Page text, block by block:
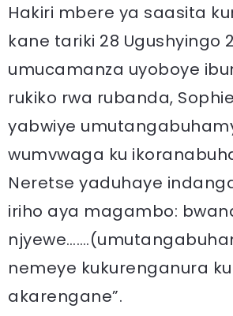
Hakiri mbere ya saasita
kane tariki 28 Ugushyingo
umucamanza uyoboye
rukiko rwa rubanda,
yabwiye
wumvwaga ku
Neretse yaduhaye
iriho aya magambo:
nemeye kukurenganura
akarengane”.